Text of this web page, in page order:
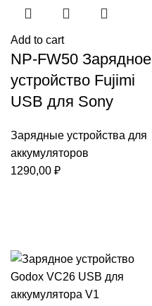
Add to cart
NP-FW50 Зарядное
устройство Fujimi
USB для Sony
Зарядные устройства для
аккумуляторов
1290,00 ₽